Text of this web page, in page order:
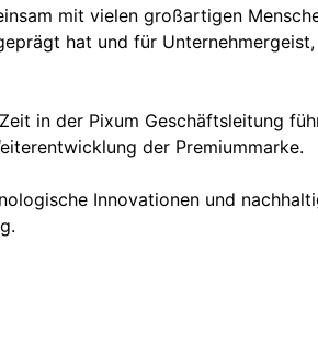
mit vielen großartigen
hat und für
in der Pixum Geschäftsleitung
der Premiummarke.
Innovationen und